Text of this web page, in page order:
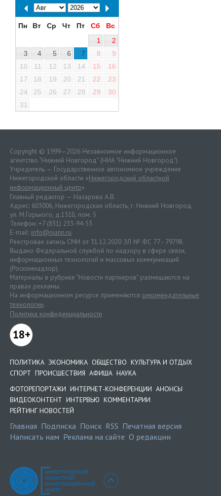
Пн Вт Ср Чт Пт Сб
Вс
1
2
3
4 5 6 7 8
9
10
11 12 13 14 15
16
17
18 19 20 21 22
23
24
25 26 27 28 29
30
31
Copyright © 1999—2026 Независимое информационное
агентство "Нижний Новгород" (НИА "Нижний Новгород")
Учредитель — Государственное автономное учреждение
Нижегородской области «Нижегородский областной
информационный центр»
Главный редактор — Назарова А.В.
Адрес: 603006, Нижегородская область, г. Нижний Новгород.
ул. М.Горького, д.151Б, пом. 5
Телефон: +7 (831) 233-94-53
E-mail: info@niann.ru
Реестровая запись СМИ от 31.12.2020 ЭЛ № ФС 77 - 79798.
Выдано Федеральной службой по надзору в сфере связи,
информационных технологий и массовых коммуникаций
(Роскомнадзор).
Материалы в рубрике "Новости партнеров" размещаются на
правах рекламы.
На информационном ресурсе применяются рекомендательные
технологии.
Политика конфиденциальности
18+
ПОЛИТИКА ЭКОНОМИКА ОБЩЕСТВО КУЛЬТУРА И ОТДЫХ
СПОРТ ПРОИСШЕСТВИЯ АФИША НАУКА
ФОТОРЕПОРТАЖИ ИНТЕРНЕТ-КОНФЕРЕНЦИИ АНОНСЫ
ВИДЕОКОНТЕНТ ИНТЕРВЬЮ КОММЕНТАРИИ
РЕЙТИНГ НОВОСТЕЙ
Главная Подписка Поиск RSS Печатная версия
Написать нам Реклама на сайте О редакции